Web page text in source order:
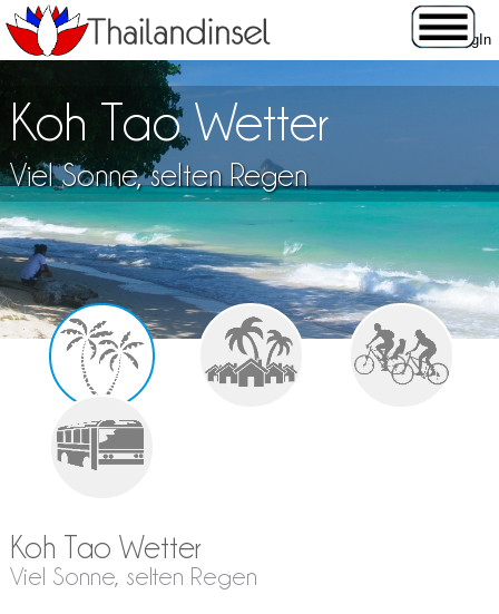
Koh Tao Wetter
Viel Sonne, selten Regen
Koh Tao Wetter
Viel Sonne, selten Regen